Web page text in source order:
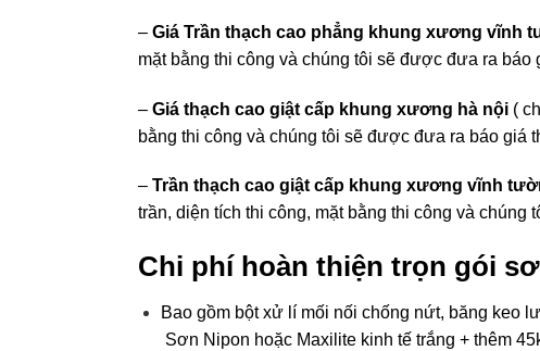
– Giá Trần thạch cao phẳng khung xương vĩnh
mặt bằng thi công và chúng tôi sẽ được đưa ra báo
– Giá thạch cao giật cấp khung xương hà nội (
bằng thi công và chúng tôi sẽ được đưa ra báo giá
– Trần thạch cao giật cấp khung xương vĩnh
trần, diện tích thi công, mặt bằng thi công và
Chi phí hoàn thiện trọn gói
Bao gồm bột xử lí mối nối chống nứt, băng keo
Sơn Nipon hoặc Maxilite kinh tế trắng + thêm